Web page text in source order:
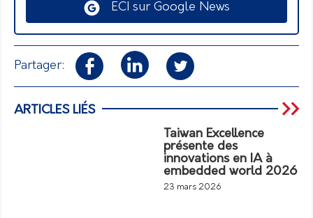
ECI sur Google News
Partager:
ARTICLES LIÉS
Taiwan Excellence
présente des
innovations en IA à
embedded world 2026
23 mars 2026